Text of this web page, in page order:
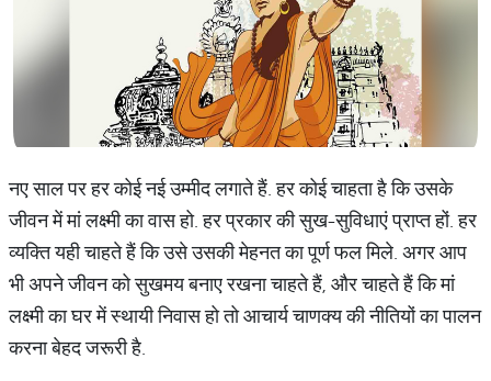
नए साल पर हर कोई नई उम्मीद लगाते हैं. हर कोई चाहता है कि उसके
जीवन में मां लक्ष्मी का वास हो. हर प्रकार की सुख-सुविधाएं प्राप्त हों. हर
व्यक्ति यही चाहते हैं कि उसे उसकी मेहनत का पूर्ण फल मिले. अगर आप
भी अपने जीवन को सुखमय बनाए रखना चाहते हैं, और चाहते हैं कि मां
लक्ष्मी का घर में स्थायी निवास हो तो आचार्य चाणक्य की नीतियों का पालन
करना बेहद जरूरी है.